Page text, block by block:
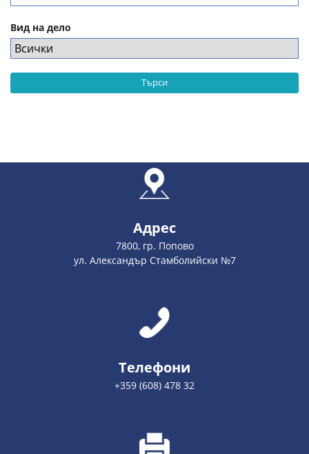
Вид на дело
Търси
Адрес
7800, гр. Попово
ул. Александър Стамболийски №7
Телефони
+359 (608) 478 32